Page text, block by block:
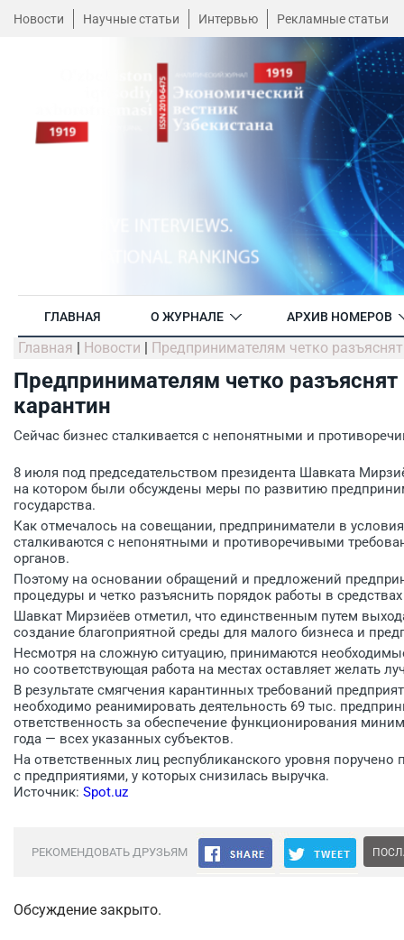
Новости Научные статьи Интервью Рекламные статьи
ГЛАВНАЯ О ЖУРНАЛЕ АРХИВ НОМЕРОВ
Главная | Новости | Предпринимателям четко
Предпринимателям четко
карантин
Сейчас бизнес сталкивается с непонятными и
8 июля под председательством президента Шавката
на котором были обсуждены меры по развитию
государства.
Как отмечалось на совещании, предприниматели в
сталкиваются с непонятными и противоречивыми
органов.
Поэтому на основании обращений и предложений
процедуры и четко разъяснить порядок работы в
Шавкат Мирзиёев отметил, что единственным путем
создание благоприятной среды для малого бизнеса и
Несмотря на сложную ситуацию, принимаются
но соответствующая работа на местах оставляет желать
В результате смягчения карантинных требований
необходимо реанимировать деятельность 69 тыс.
ответственность за обеспечение функционирования
года — всех указанных субъектов.
На ответственных лиц республиканского уровня
с предприятиями, у которых снизилась выручка.
Источник: Spot.uz
РЕКОМЕНДОВАТЬ ДРУЗЬЯМ
Обсуждение закрыто.